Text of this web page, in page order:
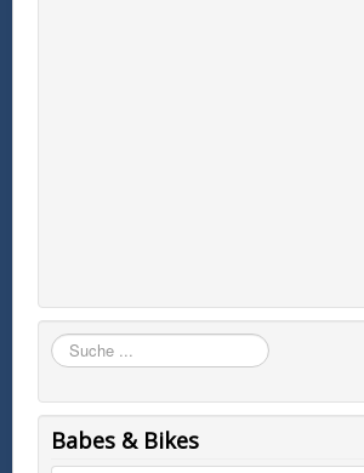
Suchen
Babes & Bikes